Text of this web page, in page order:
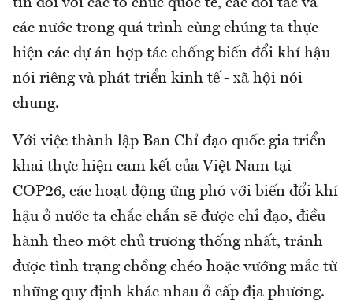
các nước trong quá trình cùng chúng ta thực
hiện các dự án hợp tác chống biến đổi khí hậu
nói riêng và phát triển kinh tế - xã hội nói
chung.
Với việc thành lập Ban Chỉ đạo quốc gia triển
khai thực hiện cam kết của Việt Nam tại
COP26, các hoạt động ứng phó với biến đổi khí
hậu ở nước ta chắc chắn sẽ được chỉ đạo, điều
hành theo một chủ trương thống nhất, tránh
được tình trạng chồng chéo hoặc vướng mắc từ
những quy định khác nhau ở cấp địa phương.